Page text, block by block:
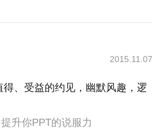
2015.11.07
、受益的约见，幽默风趣，逻
升你PPT的说服力